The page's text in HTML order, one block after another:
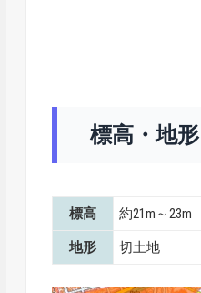
標高・地形
標高 約21m～23m
地形 切土地